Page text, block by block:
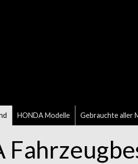
HONDA Modelle Gebrauchte aller